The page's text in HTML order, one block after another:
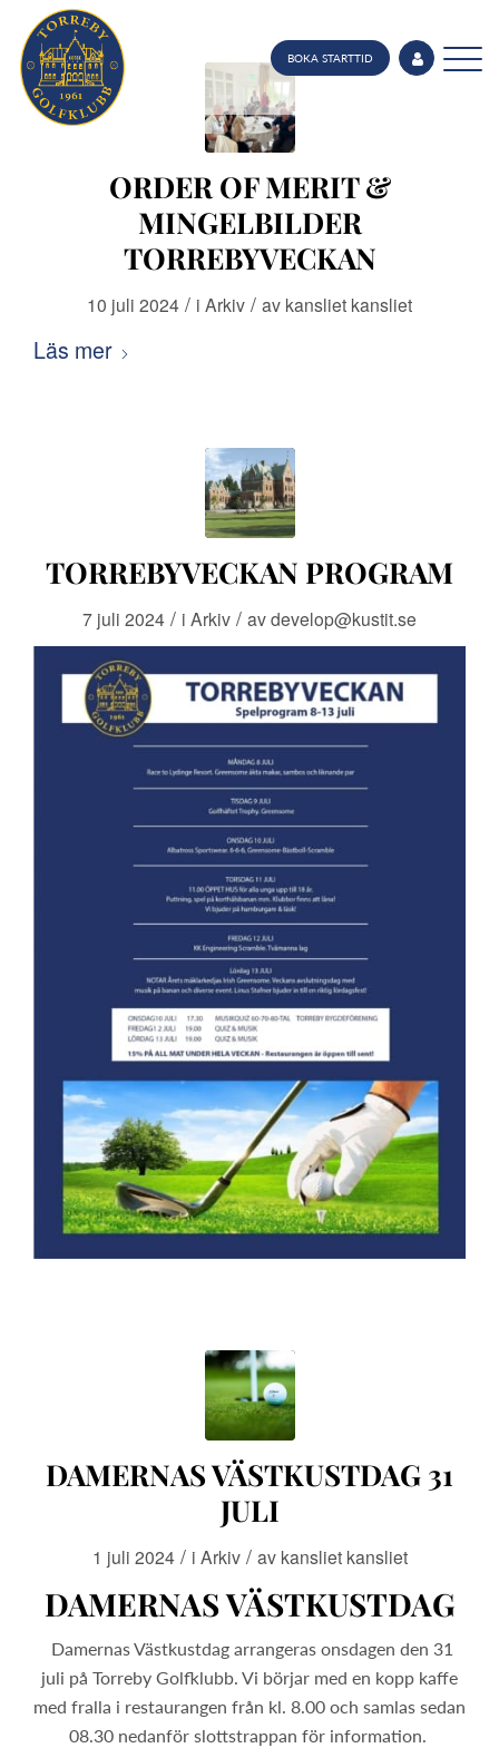
BOKA STARTTID
ORDER OF MERIT &
MINGELBILDER
TORREBYVECKAN
10 juli 2024 / i Arkiv / av kansliet kansliet
Läs mer
TORREBYVECKAN PROGRAM
7 juli 2024 / i Arkiv / avdevelop@kustit.se
DAMERNAS VÄSTKUSTDAG 31
JULI
1 juli 2024 / i Arkiv / av kansliet kansliet
DAMERNAS VÄSTKUSTDAG
Damernas Västkustdag arrangeras onsdagen den 31
juli på Torreby Golfklubb. Vi börjar med en kopp kaffe
med fralla i restaurangen från kl. 8.00 och samlas sedan
08.30 nedanför slottstrappan för information.